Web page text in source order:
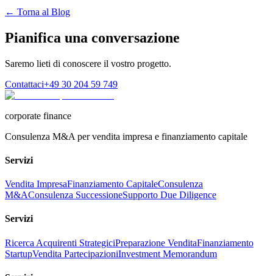
← Torna al Blog
Pianifica una conversazione
Saremo lieti di conoscere il vostro progetto.
Contattaci+49 30 204 59 749
corporate finance
Consulenza M&A per vendita impresa e finanziamento capitale
Servizi
Vendita ImpresaFinanziamento CapitaleConsulenza
M&AConsulenza SuccessioneSupporto Due Diligence
Servizi
Ricerca Acquirenti StrategiciPreparazione VenditaFinanziamento
StartupVendita PartecipazioniInvestment Memorandum